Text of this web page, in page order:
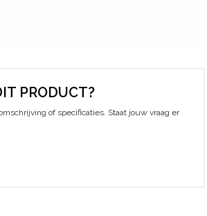
PRODUCT?
of specificaties. Staat jouw vraag er